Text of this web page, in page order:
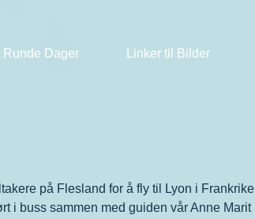
Runde Dager Linker til Bilder
på Flesland for å fly til Lyon i Frankrike
i buss sammen med guiden vår Anne Marit